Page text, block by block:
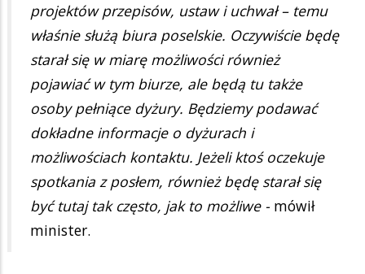
projektów przepisów, ustaw i uchwał – temu
właśnie służą biura poselskie. Oczywiście będę
starał się w miarę możliwości również
pojawiać w tym biurze, ale będą tu także
osoby pełniące dyżury. Będziemy podawać
dokładne informacje o dyżurach i
możliwościach kontaktu. Jeżeli ktoś oczekuje
spotkania z posłem, również będę starał się
być tutaj tak często, jak to możliwe - mówił
minister.